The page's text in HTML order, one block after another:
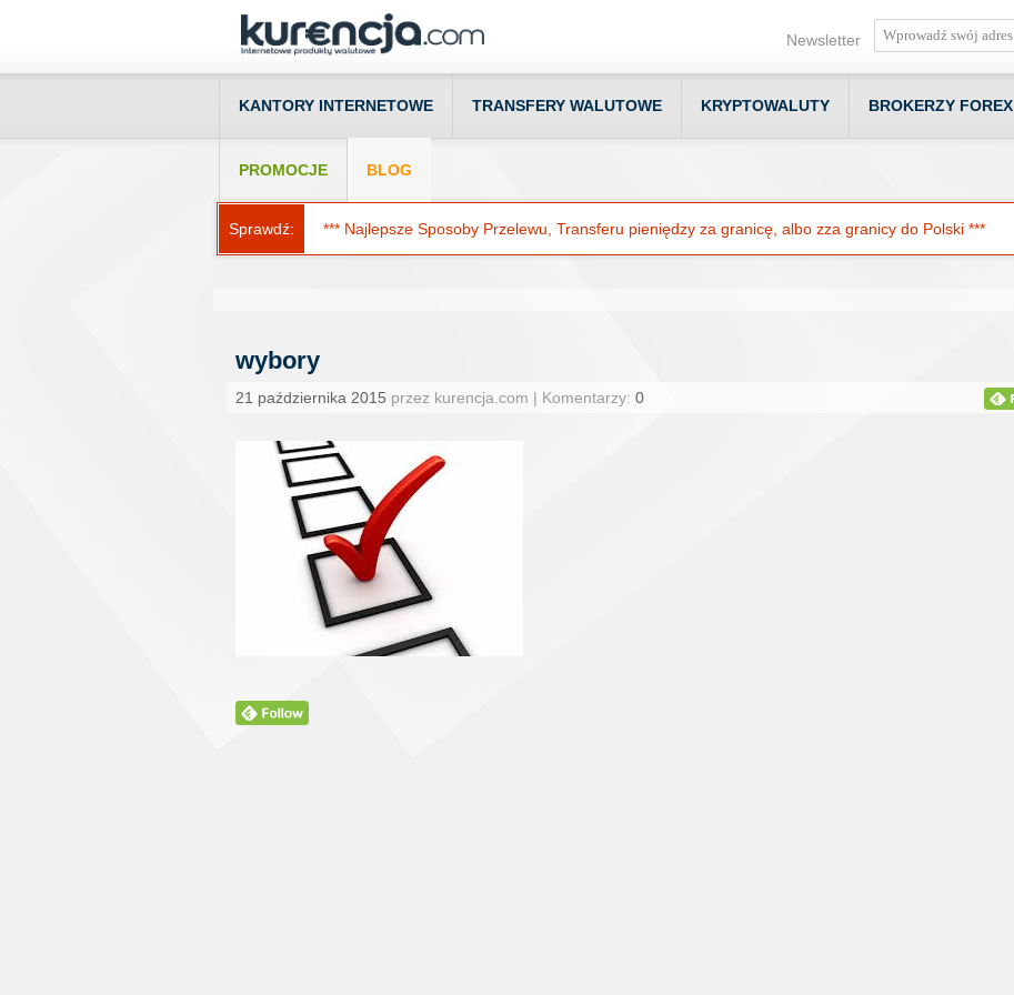
Newsletter
KANTORY INTERNETOWE TRANSFERY WALUTOWE KRYPTOWALUTY BROKERZY FOREX
PROMOCJE BLOG
Sprawdź: *** Najlepsze Sposoby Przelewu, Transferu pieniędzy za granicę, albo zza granicy do Polski ***
wybory
21 października 2015 przez kurencja.com | Komentarzy: 0